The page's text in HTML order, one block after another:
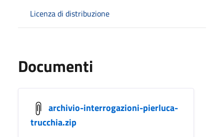
Licenza di distribuzione
Documenti
archivio-interrogazioni-pierluca-
trucchia.zip